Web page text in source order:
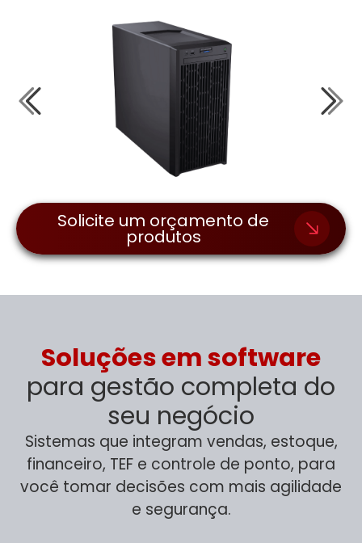
Solicite um orçamento de
produtos
Soluções em software
para gestão completa do
seu negócio
Sistemas que integram vendas, estoque,
financeiro, TEF e controle de ponto, para
você tomar decisões com mais agilidade
e segurança.